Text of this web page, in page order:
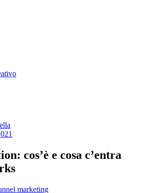
cos’è e cosa c’entra
marketing